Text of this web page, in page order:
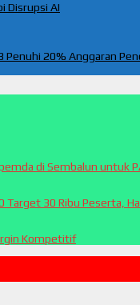
Disrupsi AI
20% Anggaran
di Sembalun untuk
30 Ribu Peserta,
Kompetitif